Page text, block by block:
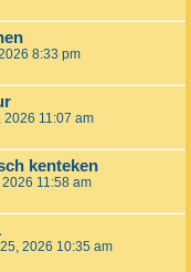
8:33 pm
2026 11:07 am
kenteken
11:58 am
2026 10:35 am